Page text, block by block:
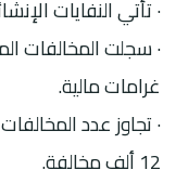
· تأتي النفايات
· سجلت المخالفات
غرامات مالية.
12 ألف مخالفة.